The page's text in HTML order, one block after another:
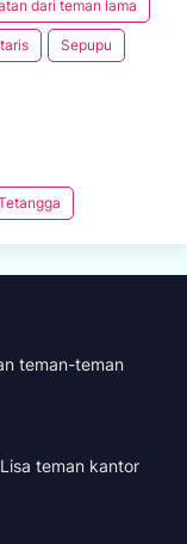
dari teman lama
Sepupu
teman-teman
teman kantor